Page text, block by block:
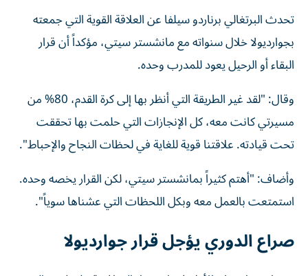
تحدث البرتغالي برناردو سيلفا عن العلاقة القوية التي جمعته
بجوارديولا خلال سنواته مع مانشستر سيتي، مؤكداً أن قرار
البقاء أو الرحيل يعود للمدرب وحده.
وقال: "لقد غير الطريقة التي أنظر بها إلى كرة القدم، 80% من
مسيرتي كانت معه، كل الإنجازات التي حلمت بها تحققت
تحت قيادته. علاقتنا قوية للغاية في لحظات النجاح والإحباط".
وأضاف: "أهتم كثيراً بمانشستر سيتي، لكن القرار يخصه وحده.
استمتعت بالعمل معه وبكل اللحظات التي عشناها سوياً".
صراع الدوري يؤجل قرار جوارديولا